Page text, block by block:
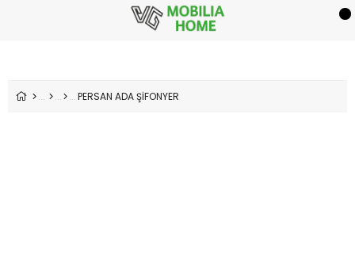
PERSAN ADA ŞİFONYER